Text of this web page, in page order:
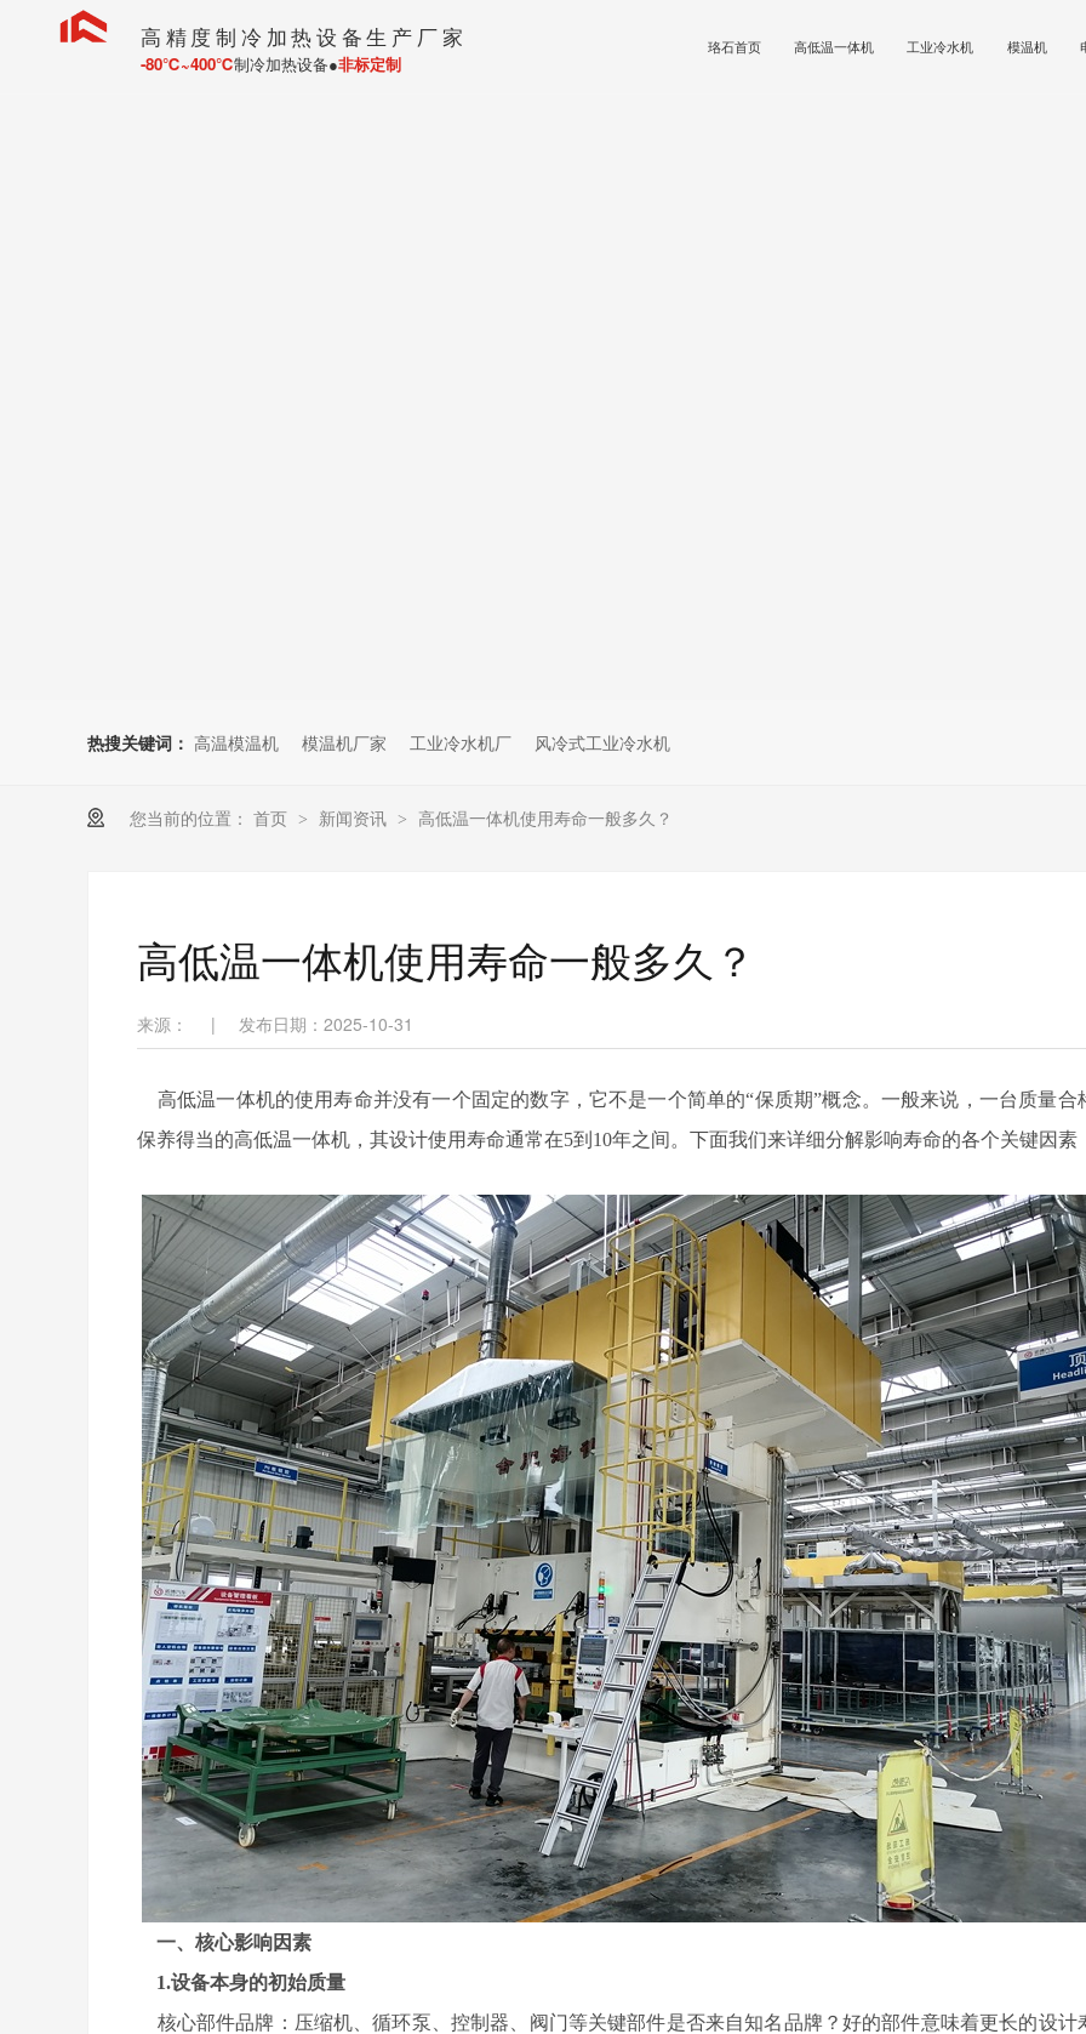
高精度制冷加热设备生产厂家
-80℃~400℃制冷加热设备●非标定制
珞石首页 高低温一体机 工业冷水机 模温机
热搜关键词： 高温模温机 模温机厂家 工业冷水机厂 风冷式工业冷水机
您当前的位置： 首页 > 新闻资讯 > 高低温一体机使用寿命一般多久？
高低温一体机使用寿命一般多久？
来源： | 发布日期：2025-10-31
高低温一体机的使用寿命并没有一个固定的数字，它不是一个简单的“保质期”概念。一般来说，一台质量合
保养得当的高低温一体机，其设计使用寿命通常在5到10年之间。下面我们来详细分解影响寿命的各个关键因素
一、核心影响因素
1.设备本身的初始质量
核心部件品牌：压缩机、循环泵、控制器、阀门等关键部件是否来自知名品牌？好的部件意味着更长的设计